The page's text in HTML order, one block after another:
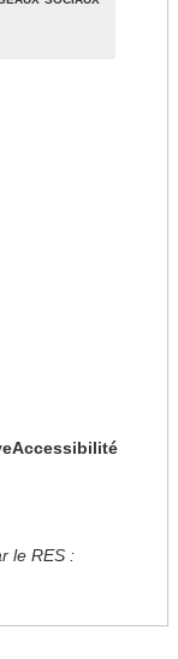
Accessibilité
le RES :